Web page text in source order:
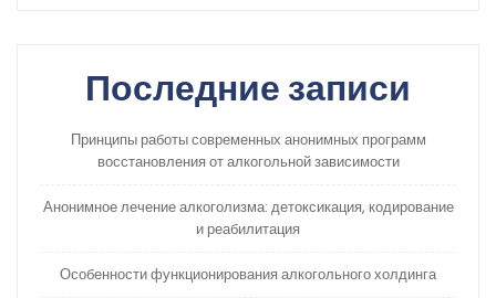
Последние записи
Принципы работы современных анонимных программ
восстановления от алкогольной зависимости
Анонимное лечение алкоголизма: детоксикация, кодирование
и реабилитация
Особенности функционирования алкогольного холдинга